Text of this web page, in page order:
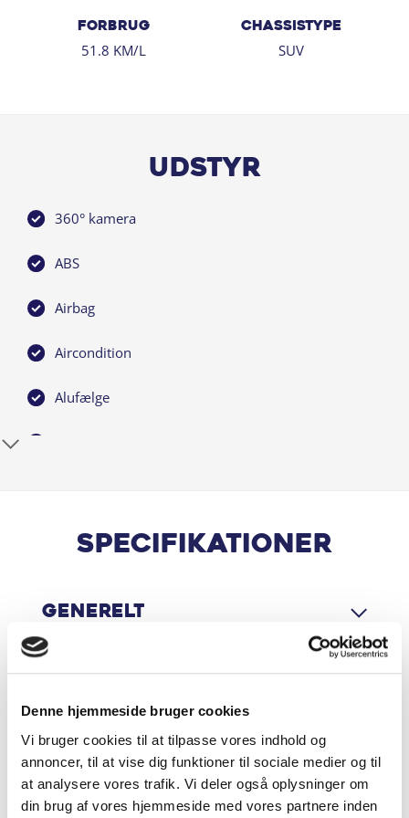
Denne hjemmeside bruger cookies
Vi bruger cookies til at tilpasse vores indhold og
annoncer, til at vise dig funktioner til sociale medier og til
at analysere vores trafik. Vi deler også oplysninger om
din brug af vores hjemmeside med vores partnere inden
FORBRUG
51.8 KM/L
CHASSISTYPE
SUV
Udstyr
360° kamera
ABS
Airbag
Aircondition
Alufælge
Armlæn
Automatisk op-/nedblænding
Blindvinkelassistent
Bluetooth
Centrallås
Specifikationer
Generelt
Økonomi